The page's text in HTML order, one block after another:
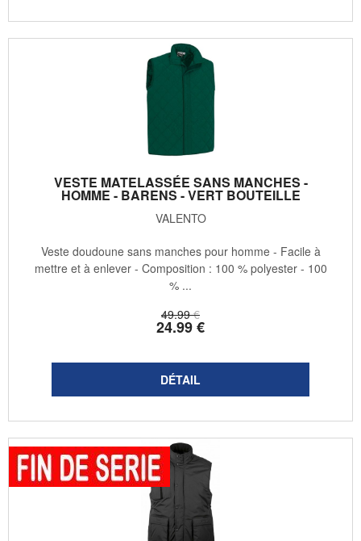
VESTE MATELASSÉE SANS MANCHES -
HOMME - BARENS - VERT BOUTEILLE
VALENTO
49.99 €
24.99€
Veste doudoune sans manches pour homme - Facile à
mettre et à enlever - Composition : 100 % polyester - 100
% ...